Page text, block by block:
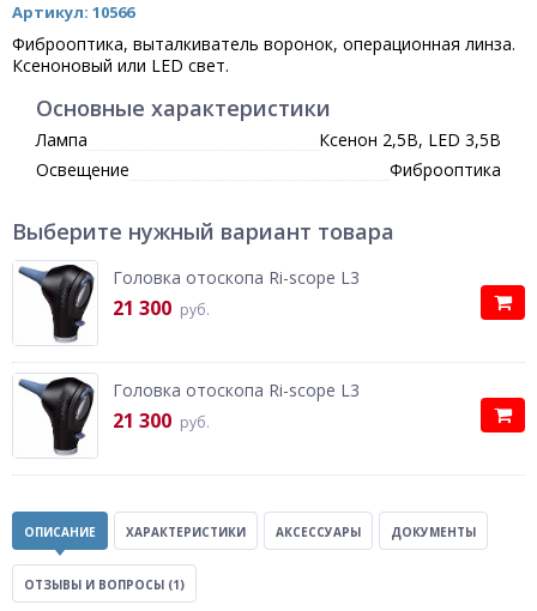
Артикул: 10566
Фиброоптика, выталкиватель воронок, операционная линза.
Ксеноновый или LED свет.
Основные характеристики
Лампа
Ксенон 2,5В, LED 3,5В
Освещение
Фиброоптика
Выберите нужный вариант товара
Головка отоскопа Ri-scope L3
21 300 руб.
Головка отоскопа Ri-scope L3
21 300 руб.
ОПИСАНИЕ ХАРАКТЕРИСТИКИ АКСЕССУАРЫ ДОКУМЕНТЫ
ОТЗЫВЫ И ВОПРОСЫ (1)